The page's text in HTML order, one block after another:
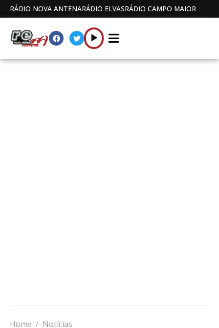
RÁDIO NOVA ANTENARÁDIO ELVASRÁDIO CAMPO MAIOR
Home
Notícias